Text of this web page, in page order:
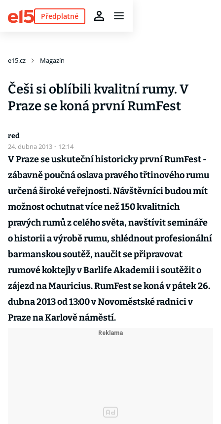
Předplatné
e15.cz Magazín
Češi si oblíbili kvalitní rumy. V
Praze se koná první RumFest
red
24. dubna 2013 · 12:14
V Praze se uskuteční historicky první RumFest -
zábavně poučná oslava pravého třtinového rumu
určená široké veřejnosti. Návštěvníci budou mít
možnost ochutnat více než 150 kvalitních
pravých rumů z celého světa, navštívit semináře
o historii a výrobě rumu, shlédnout profesionální
barmanskou soutěž, naučit se připravovat
rumové koktejly v Barlife Akademii i soutěžit o
zájezd na Mauricius. RumFest se koná v pátek 26.
dubna 2013 od 13:00 v Novoměstské radnici v
Praze na Karlově náměstí.